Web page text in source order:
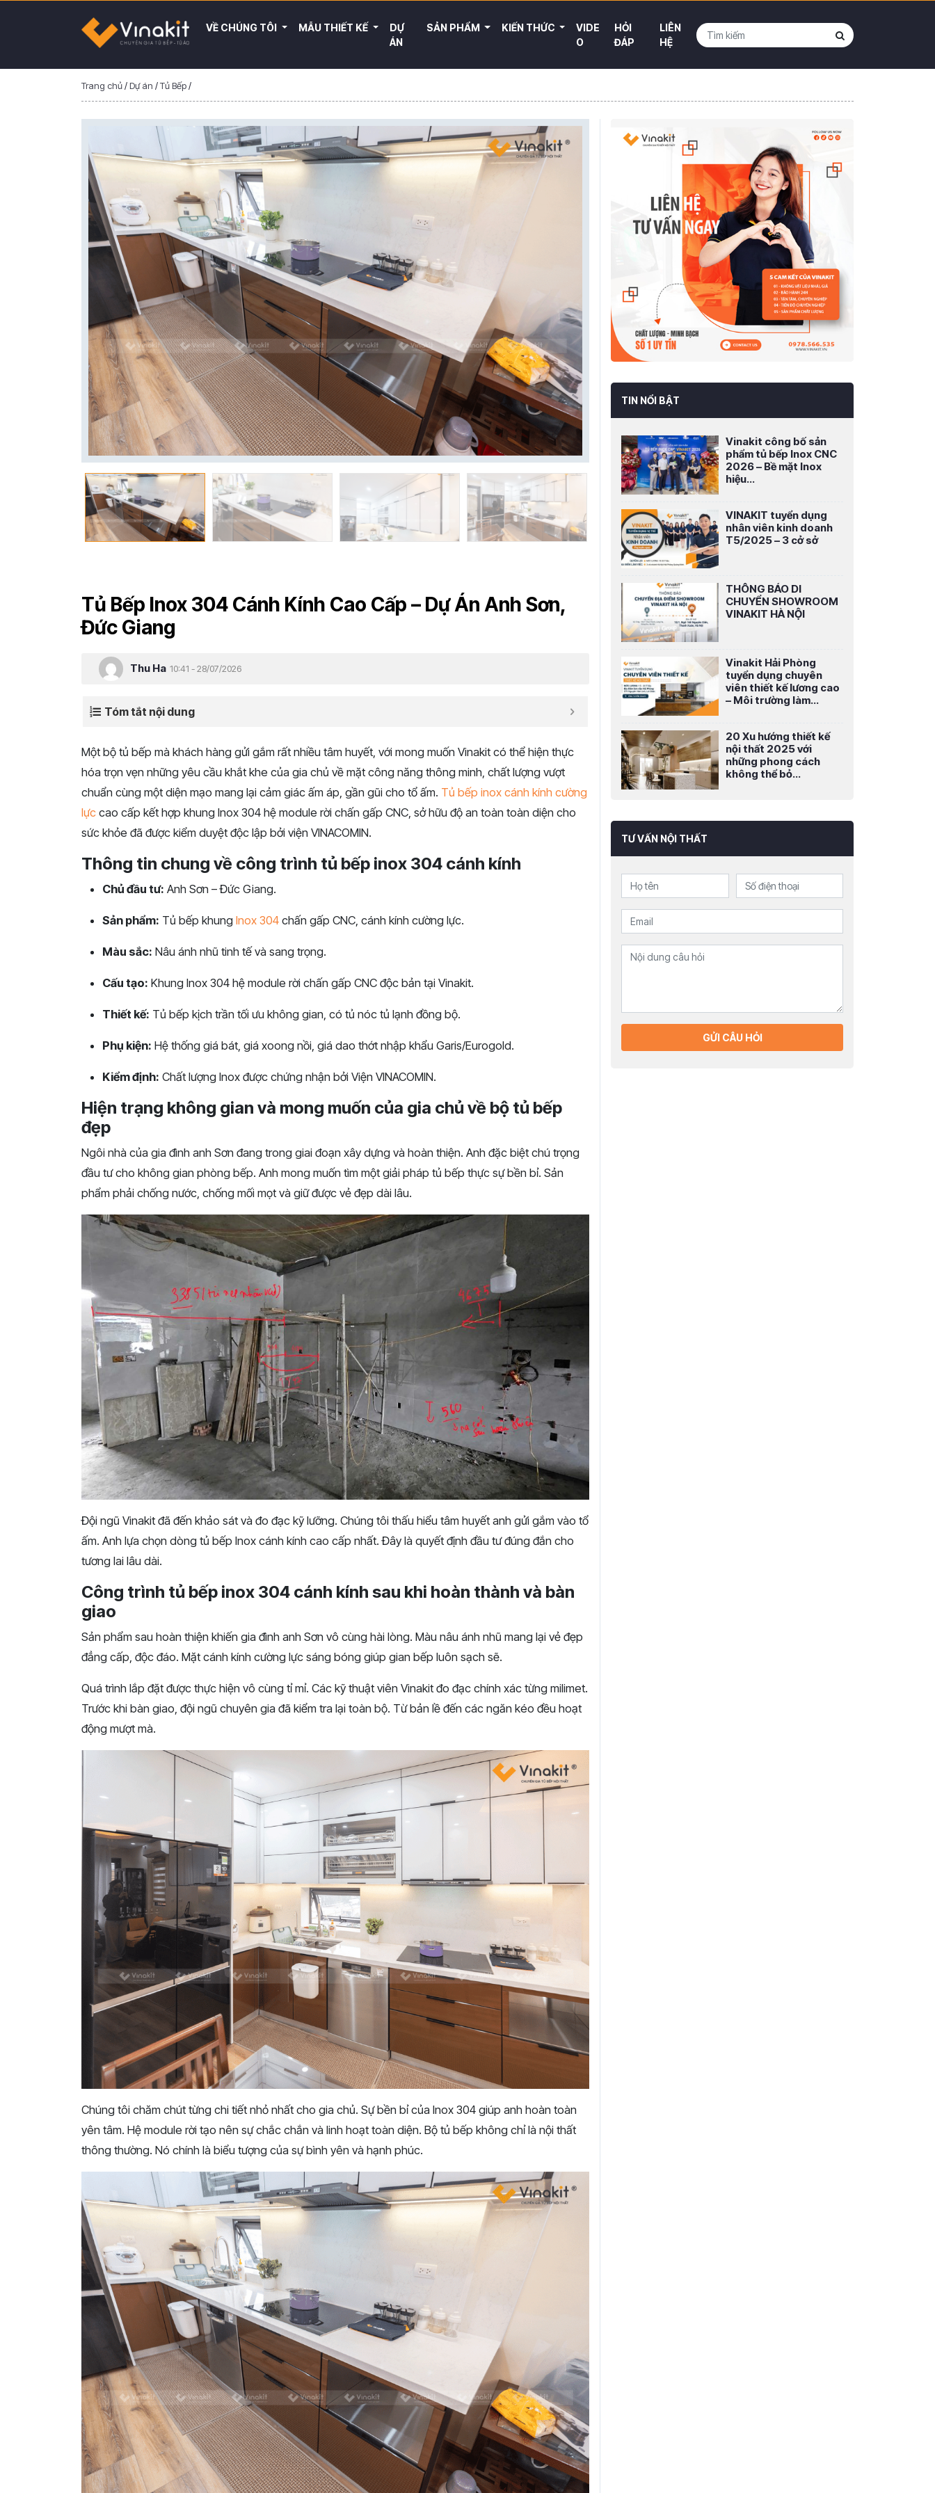
VỀ CHÚNG TÔI MẪU THIẾT KẾ
DỰ
ÁN
SẢN PHẨM KIẾN THỨC
VIDE
O
HỎI
ĐÁP
LIÊN
HỆ
Trang chủ/Dự án /Tủ Bếp/
Tủ Bếp Inox 304 Cánh Kính Cao Cấp – Dự Án Anh Sơn,
Đức Giang
Thu Ha 10:41 - 28/07/2026
Tóm tắt nội dung
Một bộ tủ bếp mà khách hàng gửi gắm rất nhiều tâm huyết, với mong muốn Vinakit có thể hiện thực
hóa trọn vẹn những yêu cầu khắt khe của gia chủ về mặt công năng thông minh, chất lượng vượt
chuẩn cùng một diện mạo mang lại cảm giác ấm áp, gần gũi cho tổ ấm. Tủ bếp inox cánh kính cường
lực cao cấp kết hợp khung Inox 304 hệ module rời chấn gấp CNC, sở hữu độ an toàn toàn diện cho
sức khỏe đã được kiểm duyệt độc lập bởi viện VINACOMIN.
Thông tin chung về công trình tủ bếp inox 304 cánh kính
Chủ đầu tư: Anh Sơn – Đức Giang.
Sản phẩm: Tủ bếp khung Inox 304 chấn gấp CNC, cánh kính cường lực.
Màu sắc: Nâu ánh nhũ tinh tế và sang trọng.
Cấu tạo: Khung Inox 304 hệ module rời chấn gấp CNC độc bản tại Vinakit.
Thiết kế: Tủ bếp kịch trần tối ưu không gian, có tủ nóc tủ lạnh đồng bộ.
Phụ kiện: Hệ thống giá bát, giá xoong nồi, giá dao thớt nhập khẩu Garis/Eurogold.
Kiểm định: Chất lượng Inox được chứng nhận bởi Viện VINACOMIN.
Hiện trạng không gian và mong muốn của gia chủ về bộ tủ bếp
đẹp
Ngôi nhà của gia đình anh Sơn đang trong giai đoạn xây dựng và hoàn thiện. Anh đặc biệt chú trọng
đầu tư cho không gian phòng bếp. Anh mong muốn tìm một giải pháp tủ bếp thực sự bền bỉ. Sản
phẩm phải chống nước, chống mối mọt và giữ được vẻ đẹp dài lâu.
Đội ngũ Vinakit đã đến khảo sát và đo đạc kỹ lưỡng. Chúng tôi thấu hiểu tâm huyết anh gửi gắm vào tổ
ấm. Anh lựa chọn dòng tủ bếp Inox cánh kính cao cấp nhất. Đây là quyết định đầu tư đúng đắn cho
tương lai lâu dài.
Công trình tủ bếp inox 304 cánh kính sau khi hoàn thành và bàn
giao
Sản phẩm sau hoàn thiện khiến gia đình anh Sơn vô cùng hài lòng. Màu nâu ánh nhũ mang lại vẻ đẹp
đẳng cấp, độc đáo. Mặt cánh kính cường lực sáng bóng giúp gian bếp luôn sạch sẽ.
Quá trình lắp đặt được thực hiện vô cùng tỉ mỉ. Các kỹ thuật viên Vinakit đo đạc chính xác từng milimet.
Trước khi bàn giao, đội ngũ chuyên gia đã kiểm tra lại toàn bộ. Từ bản lề đến các ngăn kéo đều hoạt
động mượt mà.
Chúng tôi chăm chút từng chi tiết nhỏ nhất cho gia chủ. Sự bền bỉ của Inox 304 giúp anh hoàn toàn
yên tâm. Hệ module rời tạo nên sự chắc chắn và linh hoạt toàn diện. Bộ tủ bếp không chỉ là nội thất
thông thường. Nó chính là biểu tượng của sự bình yên và hạnh phúc.
TIN NỔI BẬT
Vinakit công bố sản
phẩm tủ bếp Inox CNC
2026 – Bề mặt Inox
hiệu...
VINAKIT tuyển dụng
nhân viên kinh doanh
T5/2025 – 3 cở sở
THÔNG BÁO DI
CHUYỂN SHOWROOM
VINAKIT HÀ NỘI
Vinakit Hải Phòng
tuyển dụng chuyên
viên thiết kế lương cao
– Môi trường làm...
20 Xu hướng thiết kế
nội thất 2025 với
những phong cách
không thể bỏ...
TƯ VẤN NỘI THẤT
GỬI CÂU HỎI